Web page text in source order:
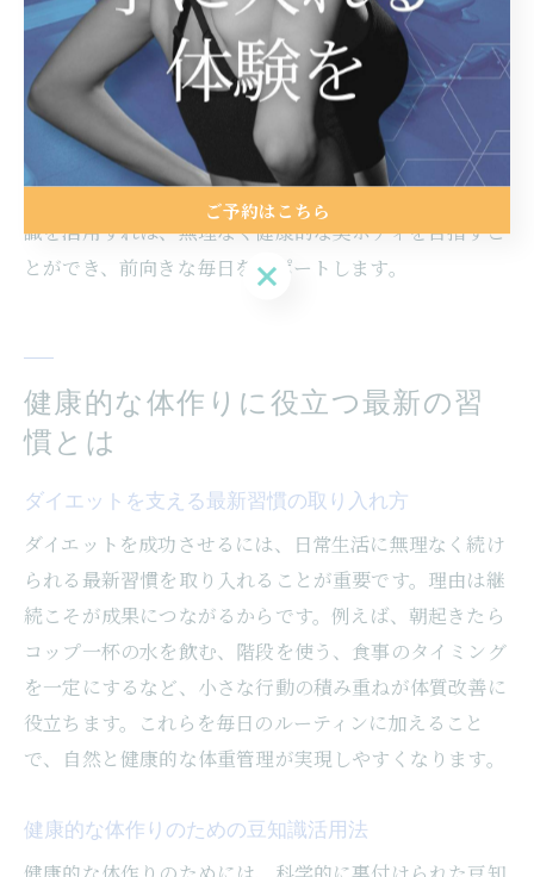
忙しい女性のためのダイエット豆知識
忙しい女性がダイエットを成功させるには、知識の活用
がカギとなります。なぜなら、正しい情報を知ることで
効率的な方法を選べるからです。例えば、食事のタイミ
ングや栄養素の選び方、姿勢改善のポイントなどを理解
し、日々の中で実践することが重要です。これらの豆知
識を活用すれば、無理なく健康的な美ボディを目指すこ
とができ、前向きな毎日をサポートします。
健康的な体作りに役立つ最新の習
慣とは
ダイエットを支える最新習慣の取り入れ方
ダイエットを成功させるには、日常生活に無理なく続け
られる最新習慣を取り入れることが重要です。理由は継
続こそが成果につながるからです。例えば、朝起きたら
コップ一杯の水を飲む、階段を使う、食事のタイミング
を一定にするなど、小さな行動の積み重ねが体質改善に
役立ちます。これらを毎日のルーティンに加えること
で、自然と健康的な体重管理が実現しやすくなります。
健康的な体作りのための豆知識活用法
ご予約はこちら
ご予約はこちら